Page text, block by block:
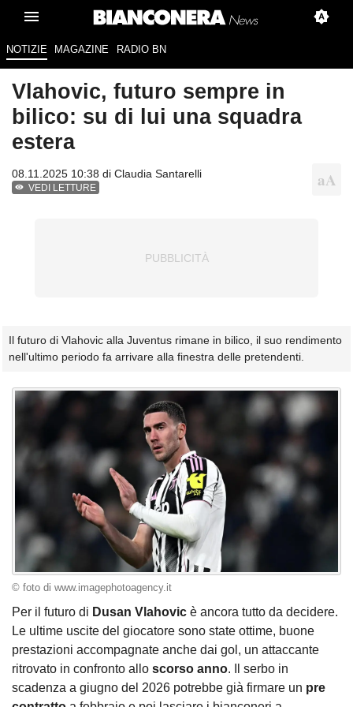
NOTIZIE MAGAZINE RADIO BN
Vlahovic, futuro sempre in
bilico: su di lui una squadra
estera
08.11.2025 10:38 di Claudia Santarelli
VEDI LETTURE
Il futuro di Vlahovic alla Juventus rimane in bilico, il suo rendimento
nell'ultimo periodo fa arrivare alla finestra delle pretendenti.
© foto di www.imagephotoagency.it
Per il futuro di Dusan Vlahovic è ancora tutto da decidere.
Le ultime uscite del giocatore sono state ottime, buone
prestazioni accompagnate anche dai gol, un attaccante
ritrovato in confronto allo scorso anno. Il serbo in
scadenza a giugno del 2026 potrebbe già firmare un pre